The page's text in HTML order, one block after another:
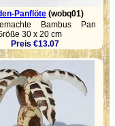
Panflöte(wobq01)
Bambus Pan
30 x 20 cm
Preis €13.07